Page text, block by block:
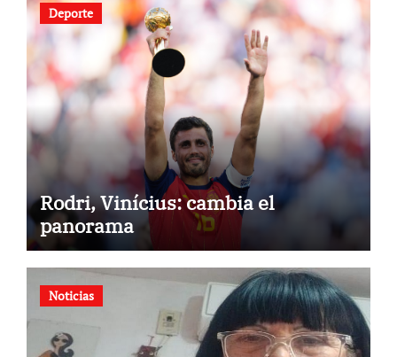
Deporte
Rodri, Vinícius: cambia el
panorama
Noticias